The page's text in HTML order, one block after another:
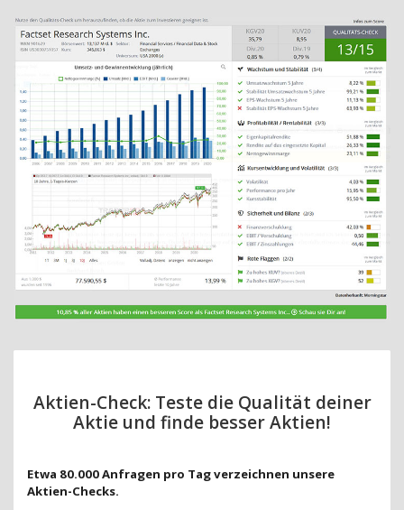
Aktien-Check: Teste die Qualität deiner
Aktie und finde besser Aktien!
Etwa 80.000 Anfragen pro Tag verzeichnen unsere
Aktien-Checks.